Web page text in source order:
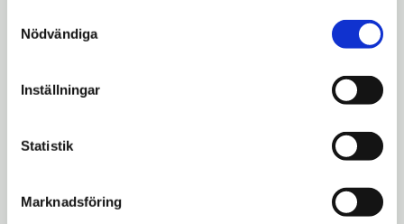
"Visa detaljer" kan du läsa om hur kakorna används och
hur vi och våra leverantörer inhämtar och behandlar
Nödvändiga
Inställningar
Statistik
Marknadsföring
Pershagenskolan på sociala medier